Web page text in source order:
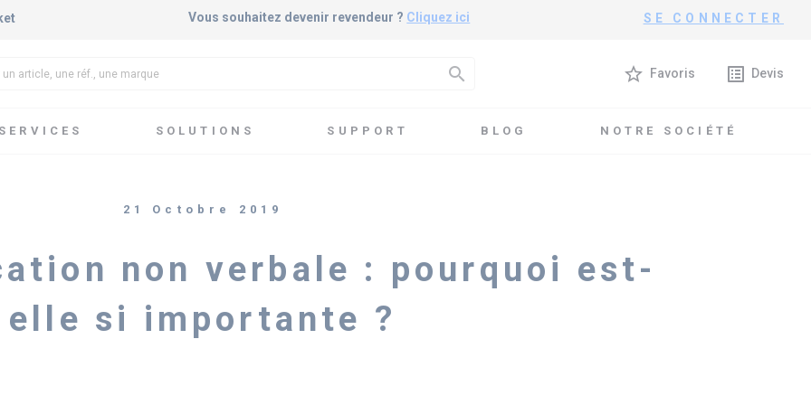
Vous souhaitez devenir revendeur ? Cliquez ici SE CONNECTER
search star_border Favoris list_alt Devis
SERVICES SOLUTIONS SUPPORT BLOG NOTRE SOCIÉTÉ
21 Octobre 2019
non verbale : pourquoi est-
elle si importante ?